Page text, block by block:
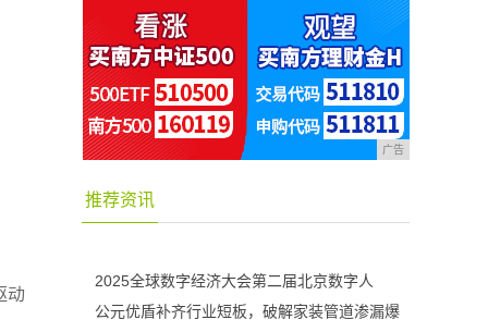
动
广告
推荐资讯
2025全球数字经济大会第二届北京数字人
公元优盾补齐行业短板，破解家装管道渗漏爆